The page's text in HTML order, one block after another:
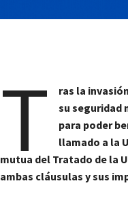
T
ras la
su seguridad
para poder
llamado a la
mutua del Tratado de la
ambas cláusulas y sus